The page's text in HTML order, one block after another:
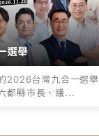
選舉
2026台灣九合一選舉
都縣市長、議...